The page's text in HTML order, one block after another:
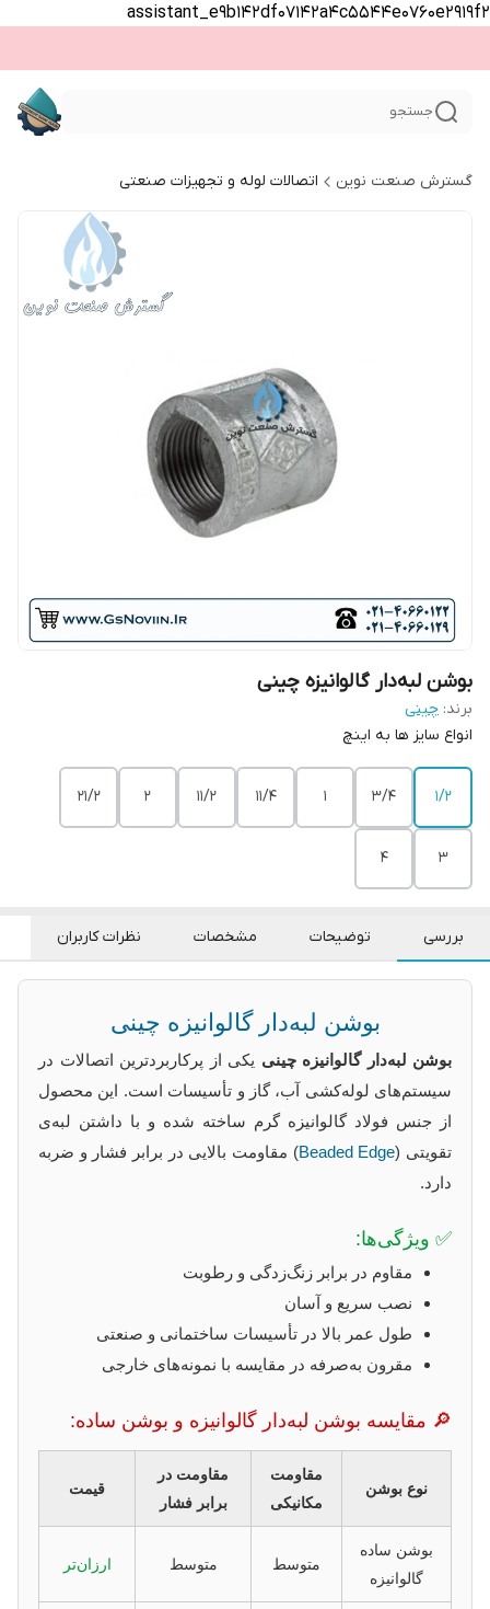
assistant_e9b142df07142a4c5544e0760e2919f2
جستجو
گسترش صنعت نوین اتصالات لوله و تجهیزات صنعتی
بوشن لبه‌دار گالوانیزه چینی
برند: چینی
انواع سایز ها به اینچ
1/2
3/4
1
11/4
11/2
2
21/2
3
4
بررسی توضیحات مشخصات نظرات کاربران
بوشن لبه‌دار گالوانیزه چینی
بوشن لبه‌دار گالوانیزه چینی یکی از پرکاربردترین اتصالات در
سیستم‌های لوله‌کشی آب، گاز و تأسیسات است. این محصول
از جنس فولاد گالوانیزه گرم ساخته شده و با داشتن لبه‌ی
تقویتی (Beaded Edge) مقاومت بالایی در برابر فشار و ضربه
دارد.
✅ ویژگی‌ها:
مقاوم در برابر زنگ‌زدگی و رطوبت
نصب سریع و آسان
طول عمر بالا در تأسیسات ساختمانی و صنعتی
مقرون به‌صرفه در مقایسه با نمونه‌های خارجی
🔎 مقایسه بوشن لبه‌دار گالوانیزه و بوشن ساده:
نوع بوشن
مقاومت
مکانیکی
مقاومت در
برابر فشار
قیمت
بوشن ساده
گالوانیزه
متوسط متوسط ارزان‌تر